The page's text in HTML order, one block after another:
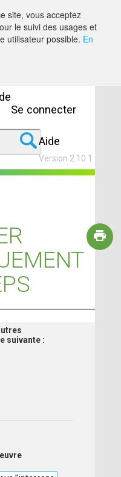
Se connecter
Aide
Version 2.10.1
suivante :
site, vous acceptez
le suivi des usages et
utilisateur possible. En